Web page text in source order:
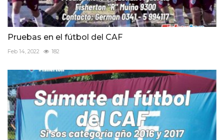
Pruebas en el fútbol del CAF
Feb 14, 2022 182